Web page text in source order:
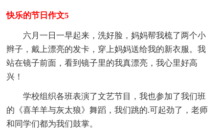
快乐的节日作文5
六月一日一早起来，洗好脸，妈妈帮我梳了两个小
辫子，戴上漂亮的发卡，穿上妈妈送给我的新衣服。我
站在镜子前面，看到镜子里的我真漂亮，我心里好高
兴！
学校组织各班表演了文艺节目，我也参加了我们班
的《喜羊羊与灰太狼》舞蹈，我们跳的.可起劲了，老师
和同学们都为我们鼓掌。